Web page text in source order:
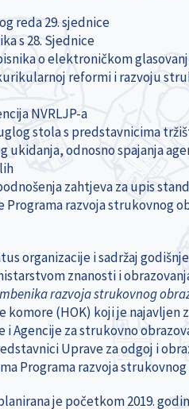
reda 29. sjednice
s 28. Sjednice
o elektroničkom
reformi i razvoju
NVRLJP-a
stola s predstavnicima
ukidanja, odnosno spajanja
zahtjeva za upis
Programa razvoja strukovnog
organizacije i sadržaj
znanosti i
razvoja strukovnog
(HOK) koji je najavljen
i Agencije za strukovno
Uprave za odgoj i
Programa razvoja
je početkom 2019.